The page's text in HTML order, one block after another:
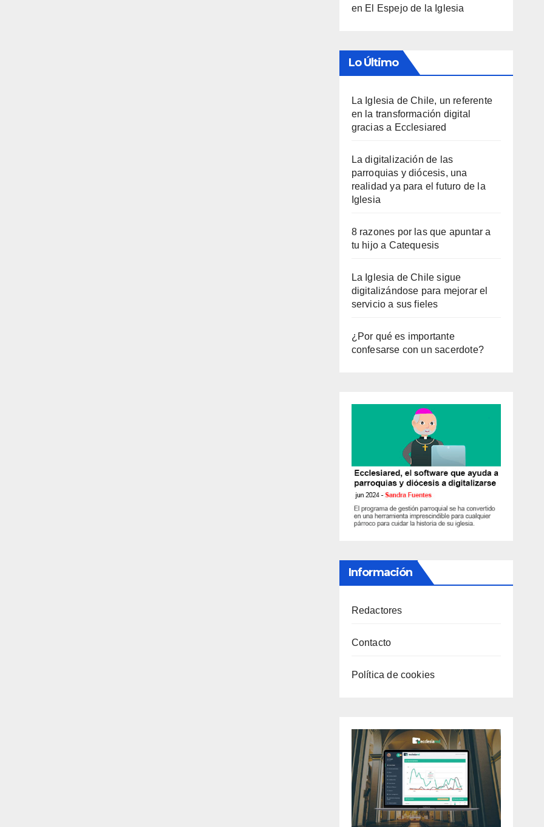
en El Espejo de la Iglesia
Lo Último
La Iglesia de Chile, un referente
en la transformación digital
gracias a Ecclesiared
La digitalización de las
parroquias y diócesis, una
realidad ya para el futuro de la
Iglesia
8 razones por las que apuntar a
tu hijo a Catequesis
La Iglesia de Chile sigue
digitalizándose para mejorar el
servicio a sus fieles
¿Por qué es importante
confesarse con un sacerdote?
Información
Redactores
Contacto
Política de cookies